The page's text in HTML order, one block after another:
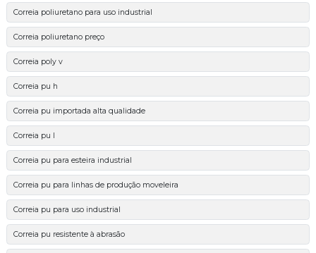
Correia poliuretano para uso industrial
Correia poliuretano preço
Correia poly v
Correia pu h
Correia pu importada alta qualidade
Correia pu l
Correia pu para esteira industrial
Correia pu para linhas de produção moveleira
Correia pu para uso industrial
Correia pu resistente à abrasão